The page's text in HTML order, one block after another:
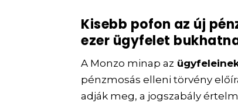
Kisebb pofon az új
ezer ügyfelet
A Monzo minap az
pénzmosás elleni törvény
adják meg, a jogszabály